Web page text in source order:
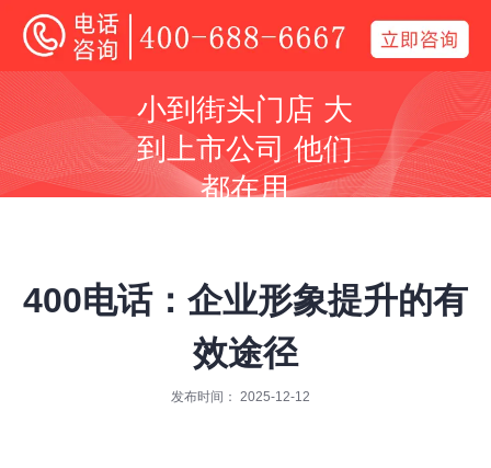
全国400电话受理中心
400号码呼叫中心平台技术服务商
同等号码，服务更优
400电话
小到街头门店 大
到上市公司 他们
都在用
400电话：企业形象提升的有
效途径
发布时间： 2025-12-12